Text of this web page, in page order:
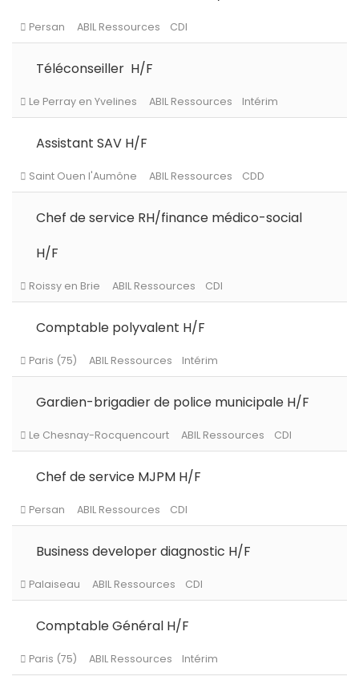
Téléconseiller H/F
Le Perray en Yvelines ABIL Ressources Intérim
Assistant SAV H/F
Saint Ouen l'Aumône
Chef de service RH/finance médico-social
H/F
Comptable polyvalent H/F
Gardien-brigadier de police municipale H/F
Le Chesnay-Rocquencourt ABIL Ressources
Chef de service MJPM H/F
Persan ABIL Ressources CDI
Business developer diagnostic H/F
Comptable Général H/F